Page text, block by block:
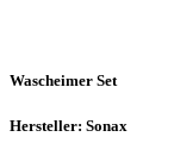
Wascheimer Set
Hersteller: Sonax